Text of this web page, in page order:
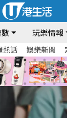
玩樂情報
熱話 娛樂新聞